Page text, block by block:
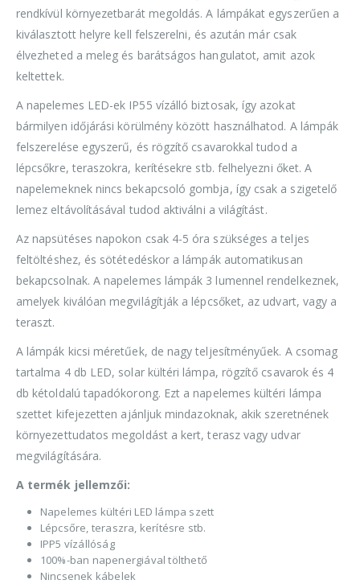
rendkívül környezetbarát megoldás. A lámpákat egyszerűen a
kiválasztott helyre kell felszerelni, és azután már csak
élvezheted a meleg és barátságos hangulatot, amit azok
keltettek.
A napelemes LED-ek IP55 vízálló biztosak, így azokat
bármilyen időjárási körülmény között használhatod. A lámpák
felszerelése egyszerű, és rögzítő csavarokkal tudod a
lépcsőkre, teraszokra, kerítésekre stb. felhelyezni őket. A
napelemeknek nincs bekapcsoló gombja, így csak a szigetelő
lemez eltávolításával tudod aktiválni a világítást.
Az napsütéses napokon csak 4-5 óra szükséges a teljes
feltöltéshez, és sötétedéskor a lámpák automatikusan
bekapcsolnak. A napelemes lámpák 3 lumennel rendelkeznek,
amelyek kiválóan megvilágítják a lépcsőket, az udvart, vagy a
teraszt.
A lámpák kicsi méretűek, de nagy teljesítményűek. A csomag
tartalma 4 db LED, solar kültéri lámpa, rögzítő csavarok és 4
db kétoldalú tapadókorong. Ezt a napelemes kültéri lámpa
szettet kifejezetten ajánljuk mindazoknak, akik szeretnének
környezettudatos megoldást a kert, terasz vagy udvar
megvilágítására.
A termék jellemzői:
Napelemes kültéri LED lámpa szett
Lépcsőre, teraszra, kerítésre stb.
IPP5 vízállóság
100%-ban napenergiával tölthető
Nincsenek kábelek